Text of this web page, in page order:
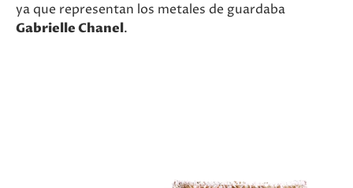
ya que representan los metales de guardaba
Gabrielle Chanel.